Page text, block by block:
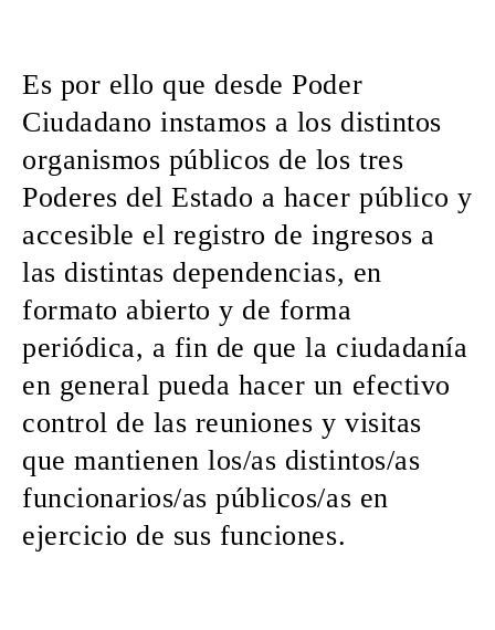
Es por ello que desde Poder
Ciudadano instamos a los distintos
organismos públicos de los tres
Poderes del Estado a hacer público y
accesible el registro de ingresos a
las distintas dependencias, en
formato abierto y de forma
periódica, a fin de que la ciudadanía
en general pueda hacer un efectivo
control de las reuniones y visitas
que mantienen los/as distintos/as
funcionarios/as públicos/as en
ejercicio de sus funciones.